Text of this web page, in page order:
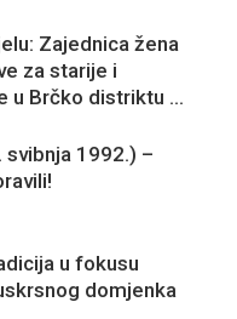
Zajednica žena
za starije i
u Brčko distriktu ...
svibnja 1992.) –
u fokusu
domjenka